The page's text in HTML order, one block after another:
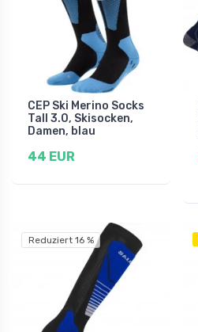
CEP Ski Merino Socks
Tall 3.0, Skisocken,
Damen, blau
44 EUR
Reduziert 16 %